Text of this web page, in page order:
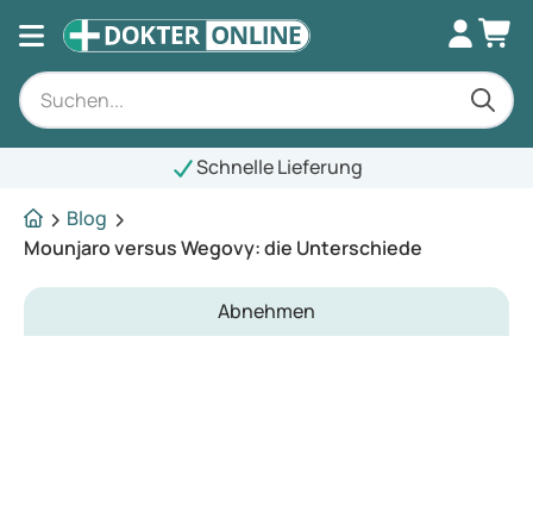
Schnelle Lieferung
Blog
Mounjaro versus Wegovy: die Unterschiede
Abnehmen